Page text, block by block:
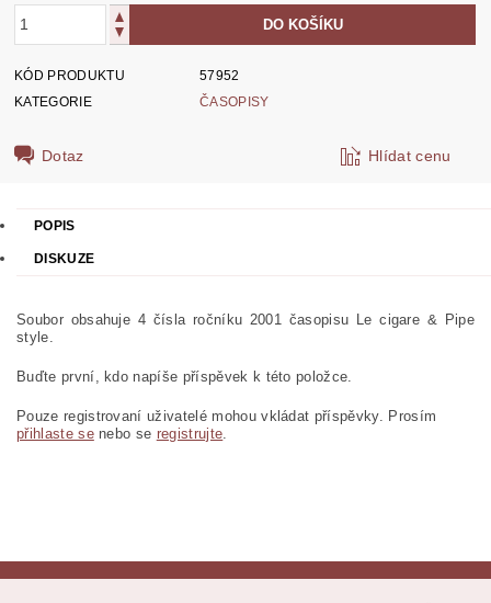
KÓD PRODUKTU
57952
KATEGORIE
ČASOPISY
Dotaz Hlídat cenu
POPIS
DISKUZE
Soubor obsahuje 4 čísla ročníku 2001 časopisu Le cigare & Pipe
style.
Buďte první, kdo napíše příspěvek k této položce.
Pouze registrovaní uživatelé mohou vkládat příspěvky. Prosím
přihlaste senebo se registrujte.